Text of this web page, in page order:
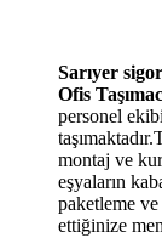
Sarıyer
Ofis
personel
montaj ve
eşyaların
paketleme ve
ettiğinize